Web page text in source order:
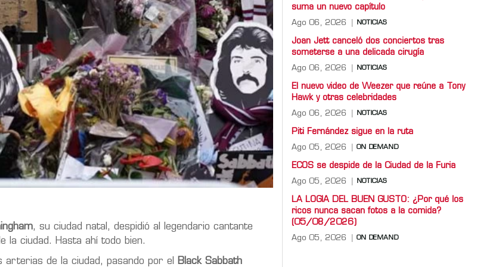
, su ciudad natal, despidió al legendario cantante
la ciudad. Hasta ahí todo bien.
arterias de la ciudad, pasando por el
Black Sabbath
suma un nuevo capítulo
Ago 06, 2026 NOTICIAS
Joan Jett canceló dos conciertos tras
someterse a una delicada cirugía
Ago 06, 2026 NOTICIAS
El nuevo video de Weezer que reúne a Tony
Hawk y otras celebridades
Ago 06, 2026 NOTICIAS
Piti Fernández sigue en la ruta
Ago 05, 2026 ON DEMAND
ECOS se despide de la Ciudad de la Furia
Ago 05, 2026 NOTICIAS
LA LOGIA DEL BUEN GUSTO: ¿Por qué los
ricos nunca sacan fotos a la comida?
(05/08/2026)
Ago 05, 2026 ON DEMAND